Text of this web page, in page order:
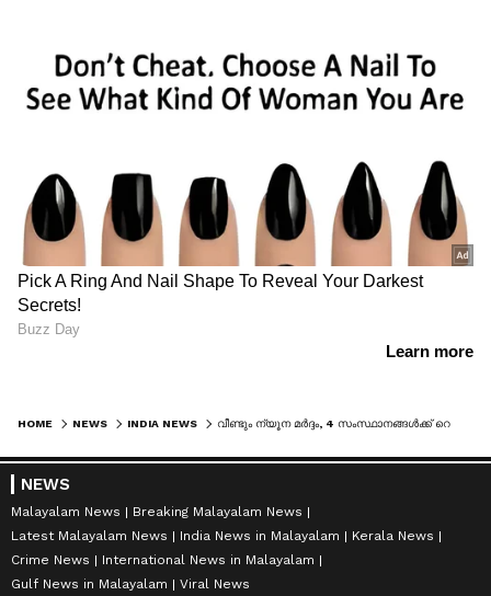
HOME NEWS INDIA NEWS
NEWS
Malayalam News
Breaking Malayalam News
Latest Malayalam News
India News in Malayalam
Kerala News
Crime News
International News in Malayalam
Gulf News in Malayalam
Viral News